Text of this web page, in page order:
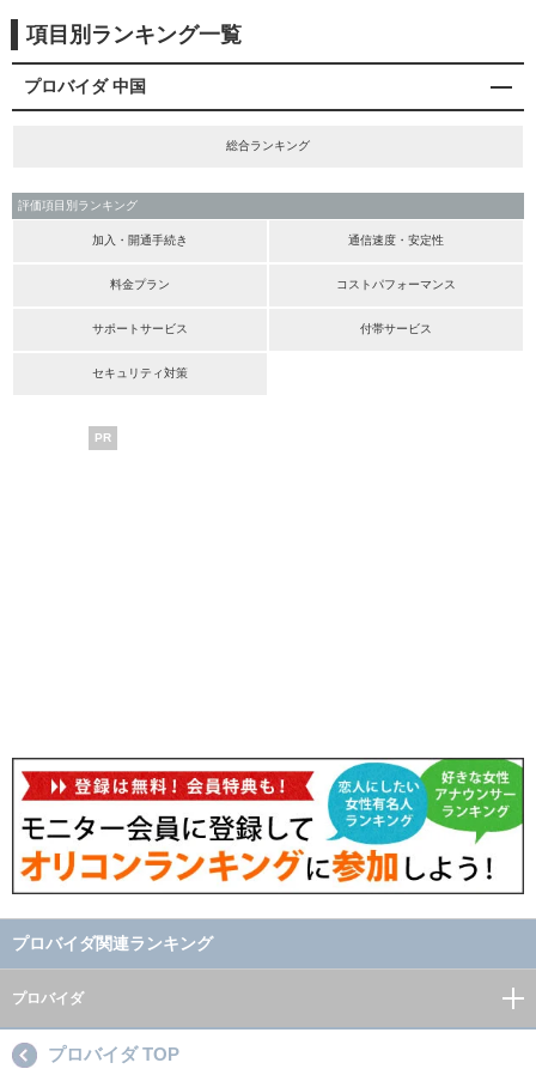
項目別ランキング一覧
プロバイダ 中国
総合ランキング
評価項目別ランキング
加入・開通手続き 通信速度・安定性
料金プラン コストパフォーマンス
サポートサービス 付帯サービス
セキュリティ対策
PR
プロバイダ関連ランキング
プロバイダ
プロバイダ TOP